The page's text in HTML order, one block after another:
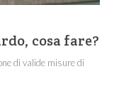
cosa fare?
di valide misure di